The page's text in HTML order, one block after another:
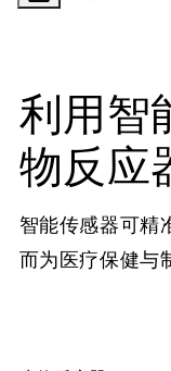
利用智
物反应
智能传感器可精
而为医疗保健与